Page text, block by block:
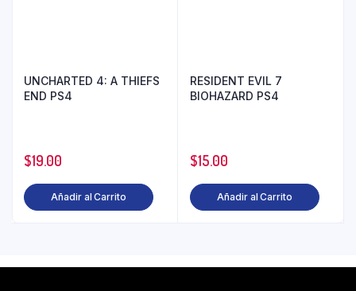
UNCHARTED 4: A THIEFS
END PS4
$19.00
Añadir al Carrito
RESIDENT EVIL 7
BIOHAZARD PS4
$15.00
Añadir al Carrito